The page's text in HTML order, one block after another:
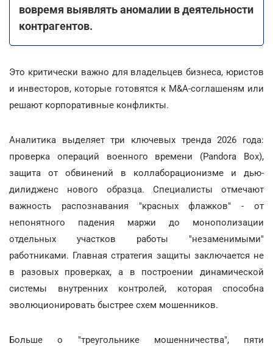
вовремя выявлять аномалии в деятельности
контрагентов.
Это критически важно для владельцев бизнеса, юристов
и инвесторов, которые готовятся к M&A-соглашеням или
решают корпоративные конфликты.
Аналитика выделяет три ключевых тренда 2026 года:
проверка операций военного времени (Pandora Box),
защита от обвинений в коллаборационизме и дью-
дилидженс нового образца. Специалисты отмечают
важность распознавания "красных флажков" - от
непонятного падения маржи до монополизации
отдельных участков работы "незаменимыми"
работниками. Главная стратегия защиты заключается не
в разовых проверках, а в построении динамической
системы внутренних контролей, которая способна
эволюционировать быстрее схем мошенников.
Больше о "треугольнике мошенничества", пяти